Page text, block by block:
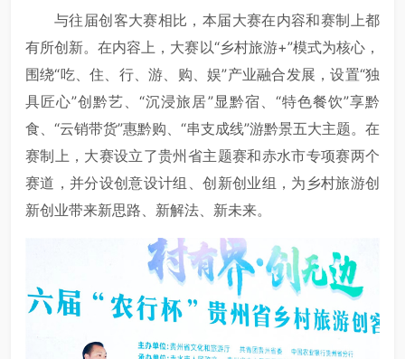
与往届创客大赛相比，本届大赛在内容和赛制上都
有所创新。在内容上，大赛以“乡村旅游+”模式为核心，
围绕“吃、住、行、游、购、娱”产业融合发展，设置“独
具匠心”创黔艺、“沉浸旅居”显黔宿、“特色餐饮”享黔
食、“云销带货”惠黔购、“串支成线”游黔景五大主题。在
赛制上，大赛设立了贵州省主题赛和赤水市专项赛两个
赛道，并分设创意设计组、创新创业组，为乡村旅游创
新创业带来新思路、新解法、新未来。